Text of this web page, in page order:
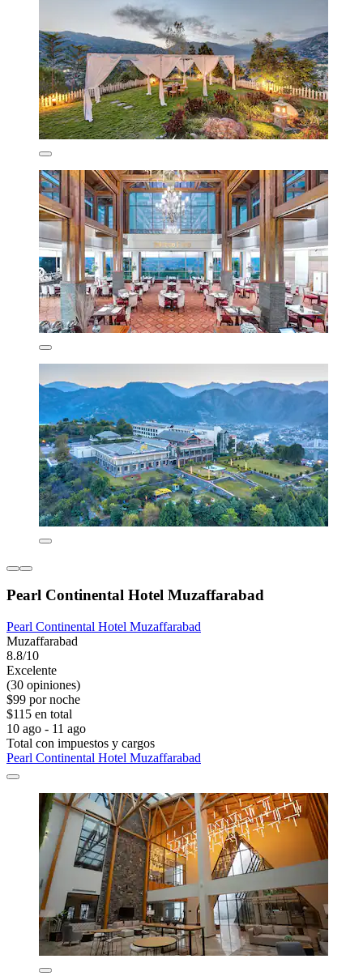
Pearl Continental Hotel Muzaffarabad
Pearl Continental Hotel Muzaffarabad
Muzaffarabad
8.8/10
Excelente
(30 opiniones)
$99 por noche
$115 en total
10 ago - 11 ago
Total con impuestos y cargos
Pearl Continental Hotel Muzaffarabad